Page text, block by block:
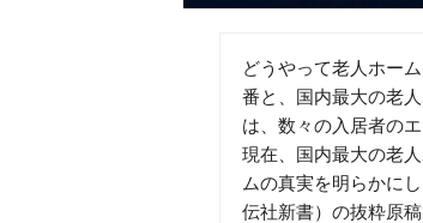
どうやって老人ホー
番と、国内最大の老
は、数々の入居者の
現在、国内最大の老
ムの真実を明らかに
伝社新書）の抜粋原稿